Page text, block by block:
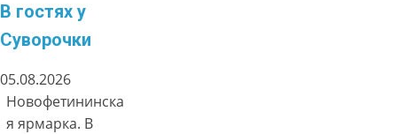
В гостях у
Суворочки
05.08.2026
Новофетининска
я ярмарка. В